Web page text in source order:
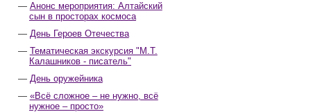
Анонс мероприятия: Алтайский
сын в просторах космоса
День Героев Отечества
Тематическая экскурсия "М.Т.
Калашников - писатель"
День оружейника
«Всё сложное – не нужно, всё
нужное – просто»